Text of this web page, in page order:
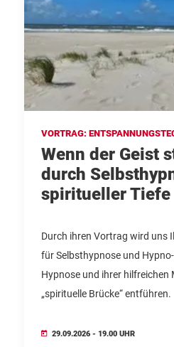
VORTRAG:
Wenn der Geist
durch
spiritueller Tiefe
Durch ihren Vortrag wird uns
für Selbsthypnose und
Hypnose und ihrer hilfreichen
„spirituelle Brücke“ entführen.
29.09.2026 - 19.00 UHR